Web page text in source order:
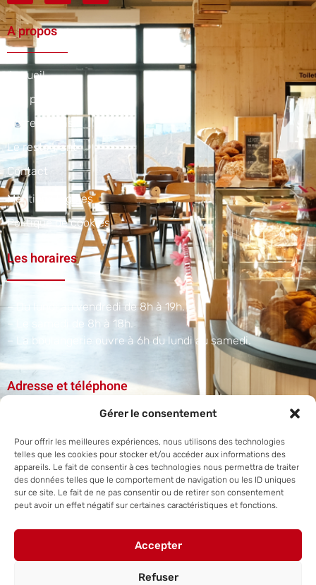
Gérer le consentement
Pour offrir les meilleures expériences, nous utilisons des technologies
telles que les cookies pour stocker et/ou accéder aux informations des
appareils. Le fait de consentir à ces technologies nous permettra de traiter
des données telles que le comportement de navigation ou les ID uniques
sur ce site. Le fait de ne pas consentir ou de retirer son consentement
peut avoir un effet négatif sur certaines caractéristiques et fonctions.
Accepter
Refuser
A propos
Accueil
Nos produits
Notre magasin
Le restaurant
Contact
Mentions légales
Politique de cookies
Les horaires
– Du lundi au vendredi de 8h à 19h.
– Le samedi de 8h à 18h.
– La boulangerie ouvre à 6h du lundi au samedi.​
Adresse et téléphone
+33 3 88 50 38 07
Site internet réalisé parSteve Hornecker.